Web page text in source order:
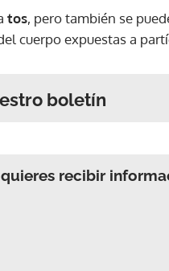
tos, pero también se
cuerpo expuestas a
boletín
recibir